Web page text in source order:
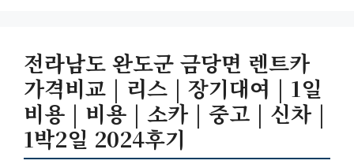
전라남도 완도군 금당면 렌트카
가격비교 | 리스 | 장기대여 | 1일
비용 | 비용 | 소카 | 중고 | 신차 |
1박2일 2024후기